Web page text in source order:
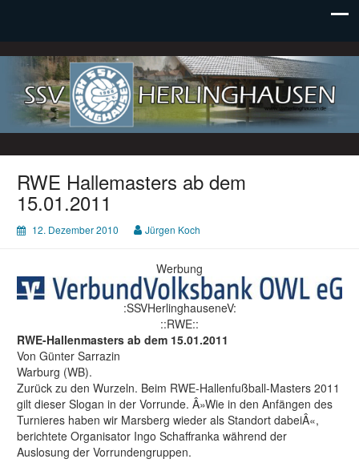
SSV Herlinghausen e. V.
RWE Hallemasters ab dem
15.01.2011
12. Dezember 2010 Jürgen Koch
Werbung
:SSVHerlinghauseneV:
::RWE::
RWE-Hallenmasters ab dem 15.01.2011
Von Günter Sarrazin
Warburg (WB).
Zurück zu den Wurzeln. Beim RWE-Hallenfußball-Masters 2011
gilt dieser Slogan in der Vorrunde. Â»Wie in den Anfängen des
Turnieres haben wir Marsberg wieder als Standort dabeiÂ«,
berichtete Organisator Ingo Schaffranka während der
Auslosung der Vorrundengruppen.